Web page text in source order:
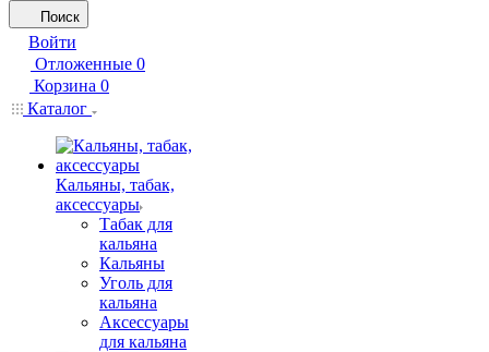
Поиск
Войти
Отложенные 0
Корзина 0
Каталог
Кальяны, табак,
аксессуары
Табак для
кальяна
Кальяны
Уголь для
кальяна
Аксессуары
для кальяна